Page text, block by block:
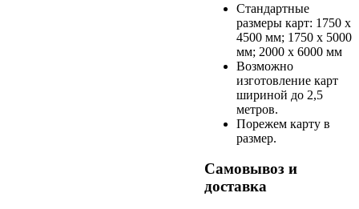
Стандартные
размеры карт: 1750 х
4500 мм; 1750 х 5000
мм; 2000 х 6000 мм
Возможно
изготовление карт
шириной до 2,5
метров.
Порежем карту в
размер.
Самовывоз и
доставка